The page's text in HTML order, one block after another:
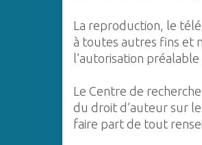
La reproduction, le
à toutes autres fins et
l’autorisation
Le Centre de
du droit d’auteur sur
faire part de tout